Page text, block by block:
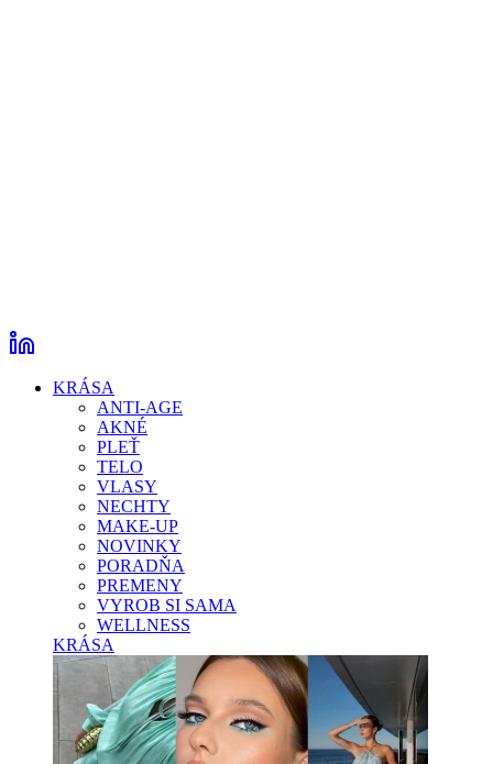
KRÁSA
ANTI-AGE
AKNÉ
PLEŤ
TELO
VLASY
NECHTY
MAKE-UP
NOVINKY
PORADŇA
PREMENY
VYROB SI SAMA
WELLNESS
KRÁSA